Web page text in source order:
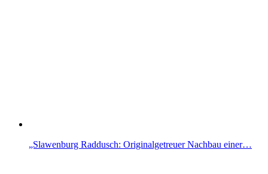
„Slawenburg Raddusch: Originalgetreuer Nachbau einer…